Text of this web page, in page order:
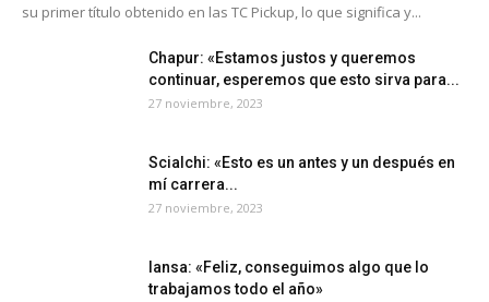
su primer título obtenido en las TC Pickup, lo que significa y...
Chapur: «Estamos justos y queremos
continuar, esperemos que esto sirva para...
27 noviembre, 2023
Scialchi: «Esto es un antes y un después en
mí carrera...
27 noviembre, 2023
Iansa: «Feliz, conseguimos algo que lo
trabajamos todo el año»